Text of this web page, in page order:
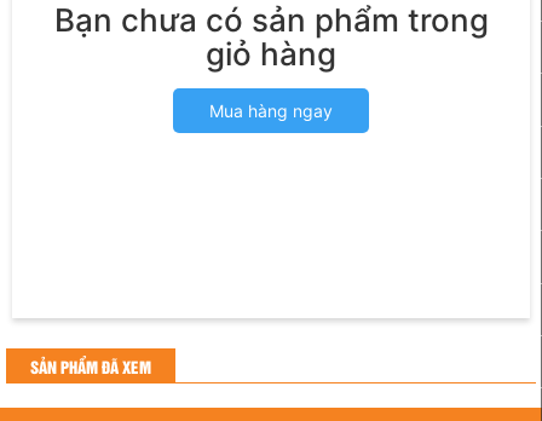
Bạn chưa có sản phẩm trong
giỏ hàng
Mua hàng ngay
SẢN PHẨM ĐÃ XEM